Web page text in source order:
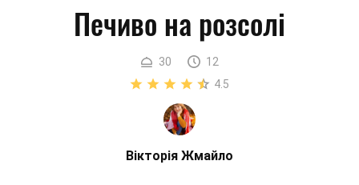
Печиво на розсолі
30
12
4.5
Вікторія Жмайло